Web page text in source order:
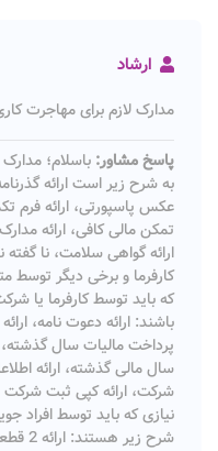
ارشاد
مدارک لازم برای مهاجرت
پاسخ مشاور:باسلام؛ مدارک
عکس پاسپورتی، ارائه فرم
تمکن مالی کافی، ارائه
ارائه گواهی سلامت، نا گفته
کارفرما و برخی دیگر توسط
که باید توسط کارفرما یا
باشند: ارائه دعوت نامه،
پرداخت مالیات سال
سال مالی گذشته، ارائه
شرکت، ارائه کپی ثبت شرکت
نیازی که باید توسط افراد
شرح زیر